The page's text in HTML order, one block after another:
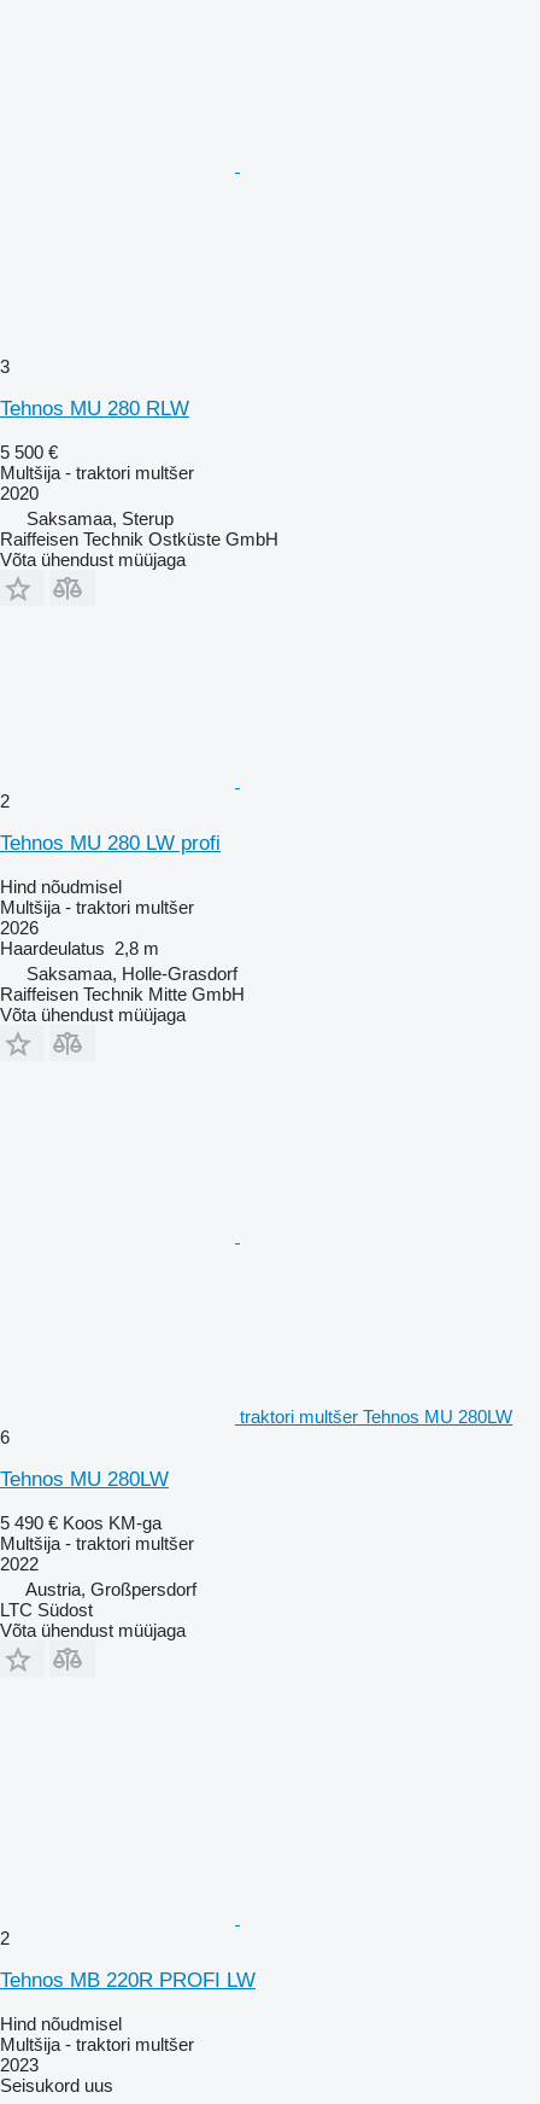
3
Tehnos MU 280 RLW
5 500 €
Multšija - traktori multšer
2020
Saksamaa, Sterup
Raiffeisen Technik Ostküste GmbH
Võta ühendust müüjaga
2
Tehnos MU 280 LW profi
Hind nõudmisel
Multšija - traktori multšer
2026
Haardeulatus 2,8 m
Saksamaa, Holle-Grasdorf
Raiffeisen Technik Mitte GmbH
Võta ühendust müüjaga
traktori multšer Tehnos MU 280LW
6
Tehnos MU 280LW
5 490 € Koos KM-ga
Multšija - traktori multšer
2022
Austria, Großpersdorf
LTC Südost
Võta ühendust müüjaga
2
Tehnos MB 220R PROFI LW
Hind nõudmisel
Multšija - traktori multšer
2023
Seisukord uus